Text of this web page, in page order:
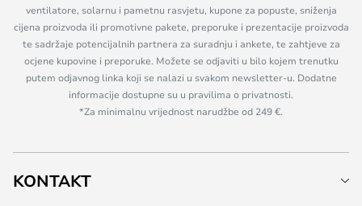
ventilatore, solarnu i pametnu rasvjetu, kupone za popuste, sniženja
cijena proizvoda ili promotivne pakete, preporuke i prezentacije proizvoda
te sadržaje potencijalnih partnera za suradnju i ankete, te zahtjeve za
ocjene kupovine i preporuke. Možete se odjaviti u bilo kojem trenutku
putem odjavnog linka koji se nalazi u svakom newsletter-u. Dodatne
informacije dostupne su u pravilima o privatnosti.
*Za minimalnu vrijednost narudžbe od 249 €.
KONTAKT